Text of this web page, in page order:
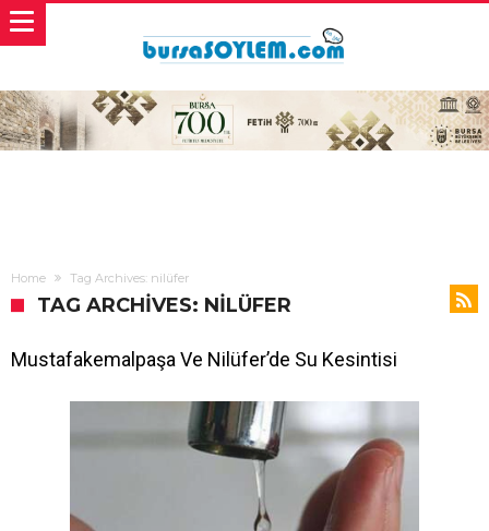
Home Tag Archives: nilüfer
TAG ARCHIVES: NILÜFER
Mustafakemalpaşa Ve Nilüfer’de Su Kesintisi